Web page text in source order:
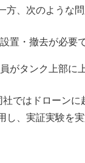
方、次のような問
置・撤去が必要
がタンク上部に
ではドローン
、実証実験を実